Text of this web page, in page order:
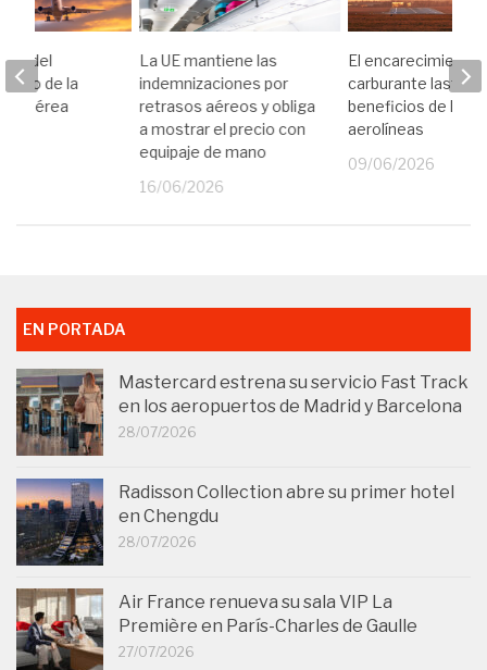
La UE mantiene las
indemnizaciones por
retrasos aéreos y obliga
a mostrar el precio con
equipaje de mano
16/06/2026
El encarecimiento
carburante lastra
beneficios de las
aerolíneas
09/06/2026
del
de la
aérea
EN PORTADA
Mastercard estrena su servicio Fast Track
en los aeropuertos de Madrid y Barcelona
28/07/2026
Radisson Collection abre su primer hotel
en Chengdu
28/07/2026
Air France renueva su sala VIP La
Première en París-Charles de Gaulle
27/07/2026